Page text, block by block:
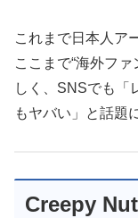
これまで日本人ア
ここまで“海外フ
しく、SNSでも「
もヤバい」と話題
Creepy